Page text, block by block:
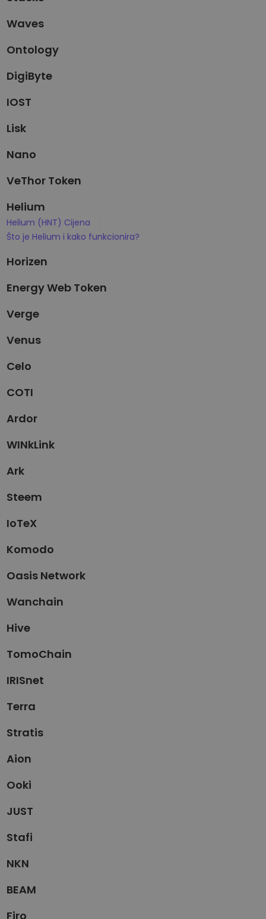
Waves
Ontology
DigiByte
IOST
Lisk
Nano
VeThor Token
Helium
Helium (HNT) Cijena
Što je Helium i kako funkcionira?
Horizen
Energy Web Token
Verge
Venus
Celo
COTI
Ardor
WINkLink
Ark
Steem
IoTeX
Komodo
Oasis Network
Wanchain
Hive
TomoChain
IRISnet
Terra
Stratis
Aion
Ooki
JUST
Stafi
NKN
BEAM
Firo